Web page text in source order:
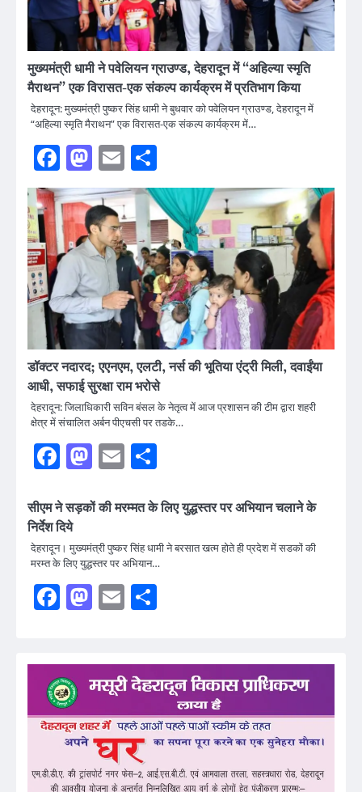
मुख्यमंत्री धामी ने पवेलियन ग्राउण्ड, देहरादून में “अहिल्या स्मृति
मैराथन” एक विरासत-एक संकल्प कार्यक्रम में प्रतिभाग किया
देहरादून: मुख्यमंत्री पुष्कर सिंह धामी ने बुधवार को पवेलियन ग्राउण्ड, देहरादून में
“अहिल्या स्मृति मैराथन” एक विरासत-एक संकल्प कार्यक्रम में…
Facebook
Mastodon
Email
डॉक्टर नदारद; एएनएम, एलटी, नर्स की भूतिया एंट्री मिली, दवाईंया
आधी, सफाई सुरक्षा राम भरोसे
देहरादून: जिलाधिकारी सविन बंसल के नेतृत्व में आज प्रशासन की टीम द्वारा शहरी
क्षेत्र में संचालित अर्बन पीएचसी पर तडके…
Facebook
Mastodon
Email
सीएम ने सड़कों की मरम्मत के लिए युद्धस्तर पर अभियान चलाने के
निर्देश दिये
देहरादून। मुख्यमंत्री पुष्कर सिंह धामी ने बरसात खत्म होते ही प्रदेश में सडकों की
मरम्त के लिए युद्धस्तर पर अभियान…
Facebook
Mastodon
Email